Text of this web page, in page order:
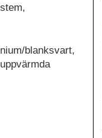
blanksvart,